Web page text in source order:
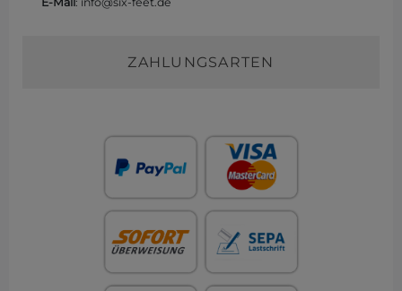
ZAHLUNGSARTEN